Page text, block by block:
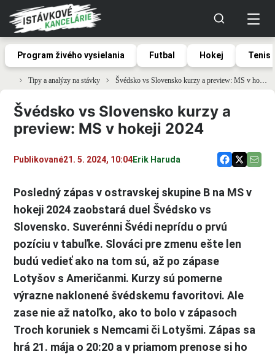
Program živého vysielania Futbal Hokej Tenis
Tipy a analýzy na stávky Švédsko vs Slovensko kurzy a preview: MS v hokeji 2024
Švédsko vs Slovensko kurzy a
preview: MS v hokeji 2024
Publikované21. 5. 2024, 10:04Erik Haruda
Posledný zápas v ostravskej skupine B na MS v
hokeji 2024 zaobstará duel Švédsko vs
Slovensko. Suverénni Švédi neprídu o prvú
pozíciu v tabuľke. Slováci pre zmenu ešte len
budú vedieť ako na tom sú, až po zápase
Lotyšov s Američanmi. Kurzy sú pomerne
výrazne naklonené švédskemu favoritovi. Ale
zase nie až natoľko, ako to bolo v zápasoch
Troch koruniek s Nemcami či Lotyšmi. Zápas sa
hrá 21. mája o 20:20 a v priamom prenose si ho